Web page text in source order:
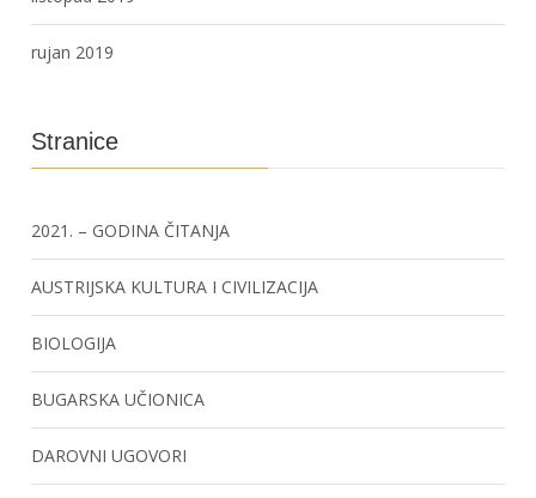
rujan 2019
Stranice
2021. – GODINA ČITANJA
AUSTRIJSKA KULTURA I CIVILIZACIJA
BIOLOGIJA
BUGARSKA UČIONICA
DAROVNI UGOVORI